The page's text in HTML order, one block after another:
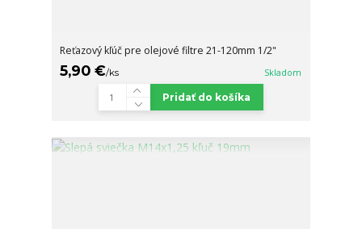
Reťazový kľúč pre olejové filtre 21-120mm 1/2"
5,90 €/ks Skladom
Pridať do košíka